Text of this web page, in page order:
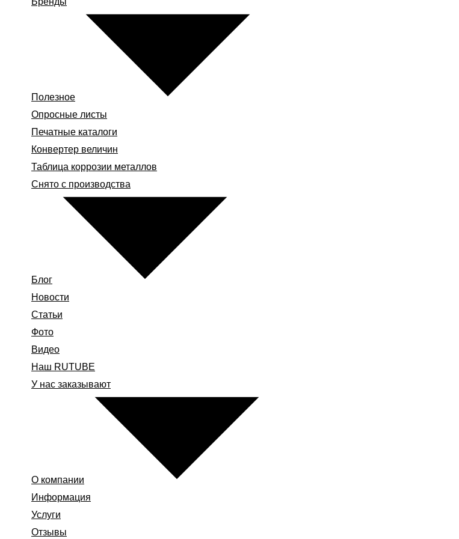
Полезное
Опросные листы
Печатные каталоги
Конвертер величин
Таблица коррозии металлов
Снято с производства
Блог
Новости
Статьи
Фото
Видео
Наш RUTUBE
У нас заказывают
О компании
Информация
Услуги
Отзывы